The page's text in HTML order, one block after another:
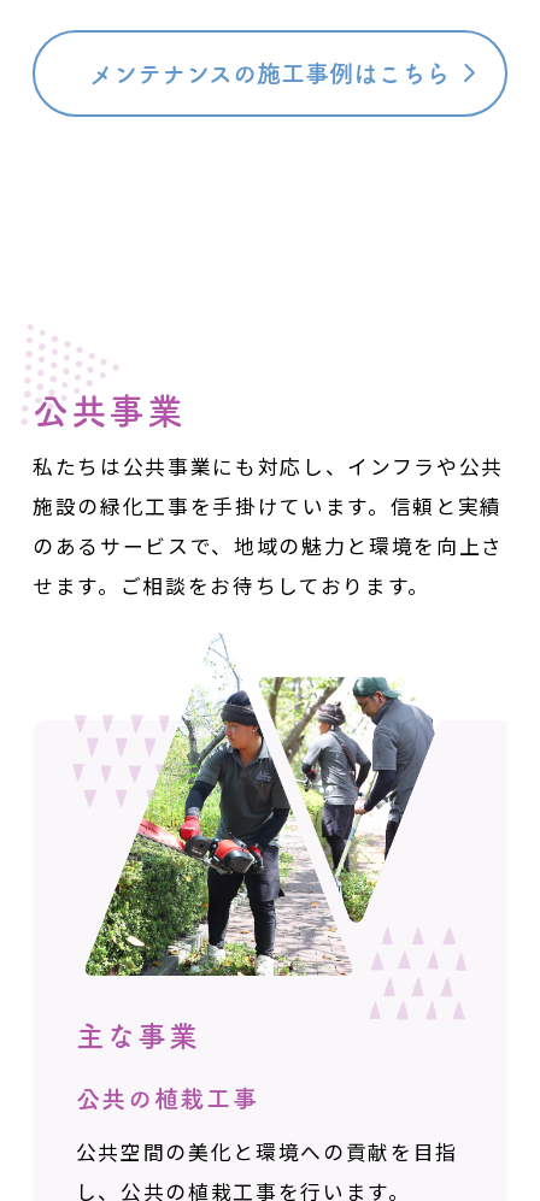
メンテナンスの施工事例はこちら
公共事業
私たちは公共事業にも対応し、インフラや公共
施設の緑化工事を手掛けています。 信頼と実績
のあるサービスで、地域の魅力と環境を向上さ
せます。
ご相談をお待ちしております。
主な事業
公共の植栽工事
公共空間の美化と環境への貢献を目指
し、 公共の植栽工事を行います。